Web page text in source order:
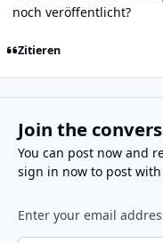
noch veröffentlicht?
Zitieren
Join the
You can post now and
sign in nowto post with